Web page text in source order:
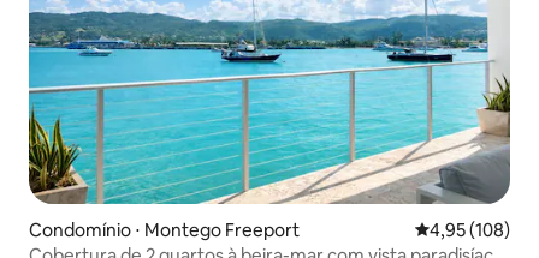
Condomínio ⋅ Montego Freeport 4,95 de uma
4,95 (108)